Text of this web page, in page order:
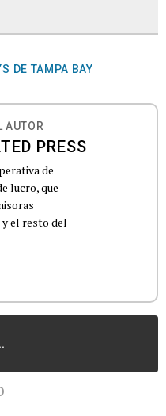
DE TAMPA BAY
AUTOR
PRESS
de
lucro, que
el resto del